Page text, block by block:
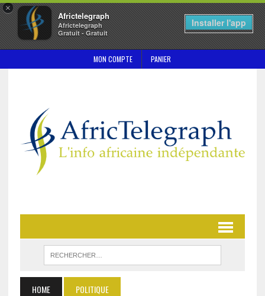
×
Africtelegraph
Africtelegraph
Gratuit - Gratuit
Installer l'app
MON COMPTE PANIER
HOME POLITIQUE